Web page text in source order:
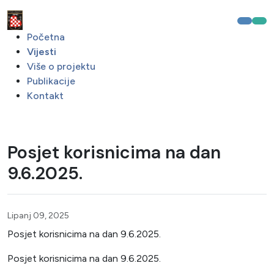
Početna
Vijesti
Više o projektu
Publikacije
Kontakt
Posjet korisnicima na dan
9.6.2025.
Lipanj 09, 2025
Posjet korisnicima na dan 9.6.2025.
Posjet korisnicima na dan 9.6.2025.